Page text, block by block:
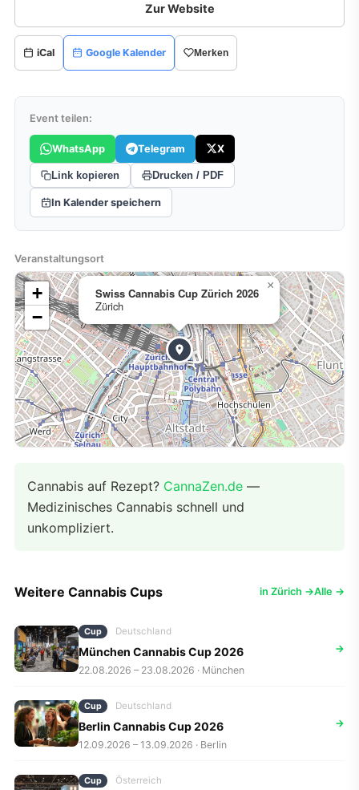
Zur Website
iCal Google Kalender Merken
Event teilen:
WhatsApp Telegram X
Link kopieren Drucken / PDF
In Kalender speichern
Veranstaltungsort
Swiss Cannabis Cup Zürich 2026
Zürich
×
+
−
Cannabis auf Rezept? CannaZen.de —
Medizinisches Cannabis schnell und
unkompliziert.
Weitere Cannabis Cups in Zürich →Alle →
Cup Deutschland
München Cannabis Cup 2026
22.08.2026 – 23.08.2026 · München
→
Cup Deutschland
Berlin Cannabis Cup 2026
12.09.2026 – 13.09.2026 · Berlin
→
Cup Österreich